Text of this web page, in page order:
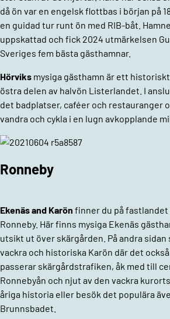
då ön var en engelsk flottbas i början på
en guidad tur runt ön med RIB-båt.
uppskattad och fick 2024 utmärkelsen
Sveriges fem bästa gästhamnar.
Hörviks mysiga gästhamn är ett
östra delen av halvön Listerlandet. I
det badplatser, caféer och restauranger
vandra och cykla i en lugn avkopplande
Ronneby
Ekenäs and Karön finner du på
Ronneby. Här finns mysiga Ekenäs
utsikt ut över skärgården. På andra
vackra och historiska Karön där det
passerar skärgårdstrafiken, åk med till
Ronnebyån och njut av den vackra
åriga historia eller besök det populära
Brunnsbadet.